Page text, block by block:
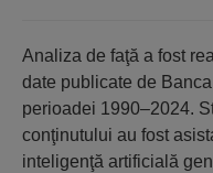
Analiza de faţă a fost
date publicate de
perioadei 1990–2024.
conţinutului au fost
inteligenţă artificială